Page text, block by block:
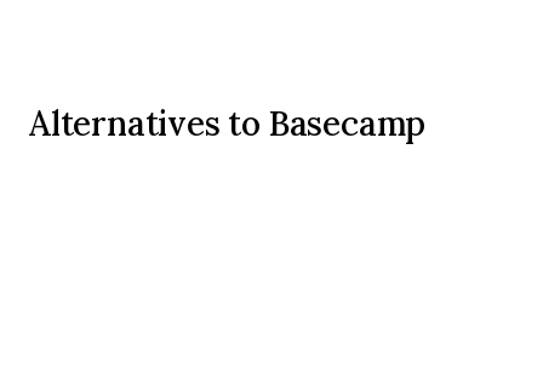
Alternatives to Basecamp